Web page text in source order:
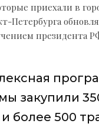
приехали в
Петербурга
президента
закупили
и более 500